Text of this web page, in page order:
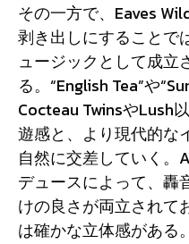
その一方で、Eaves
剥き出しにすることで
ュージックとして成立
る。“English Tea”や
Cocteau TwinsやLush
遊感と、より現代的な
自然に交差していく。
デュースによって、轟
けの良さが両立されて
は確かな立体感がある。